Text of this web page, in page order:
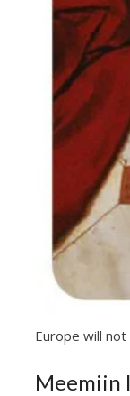
Europe will
Meemiin